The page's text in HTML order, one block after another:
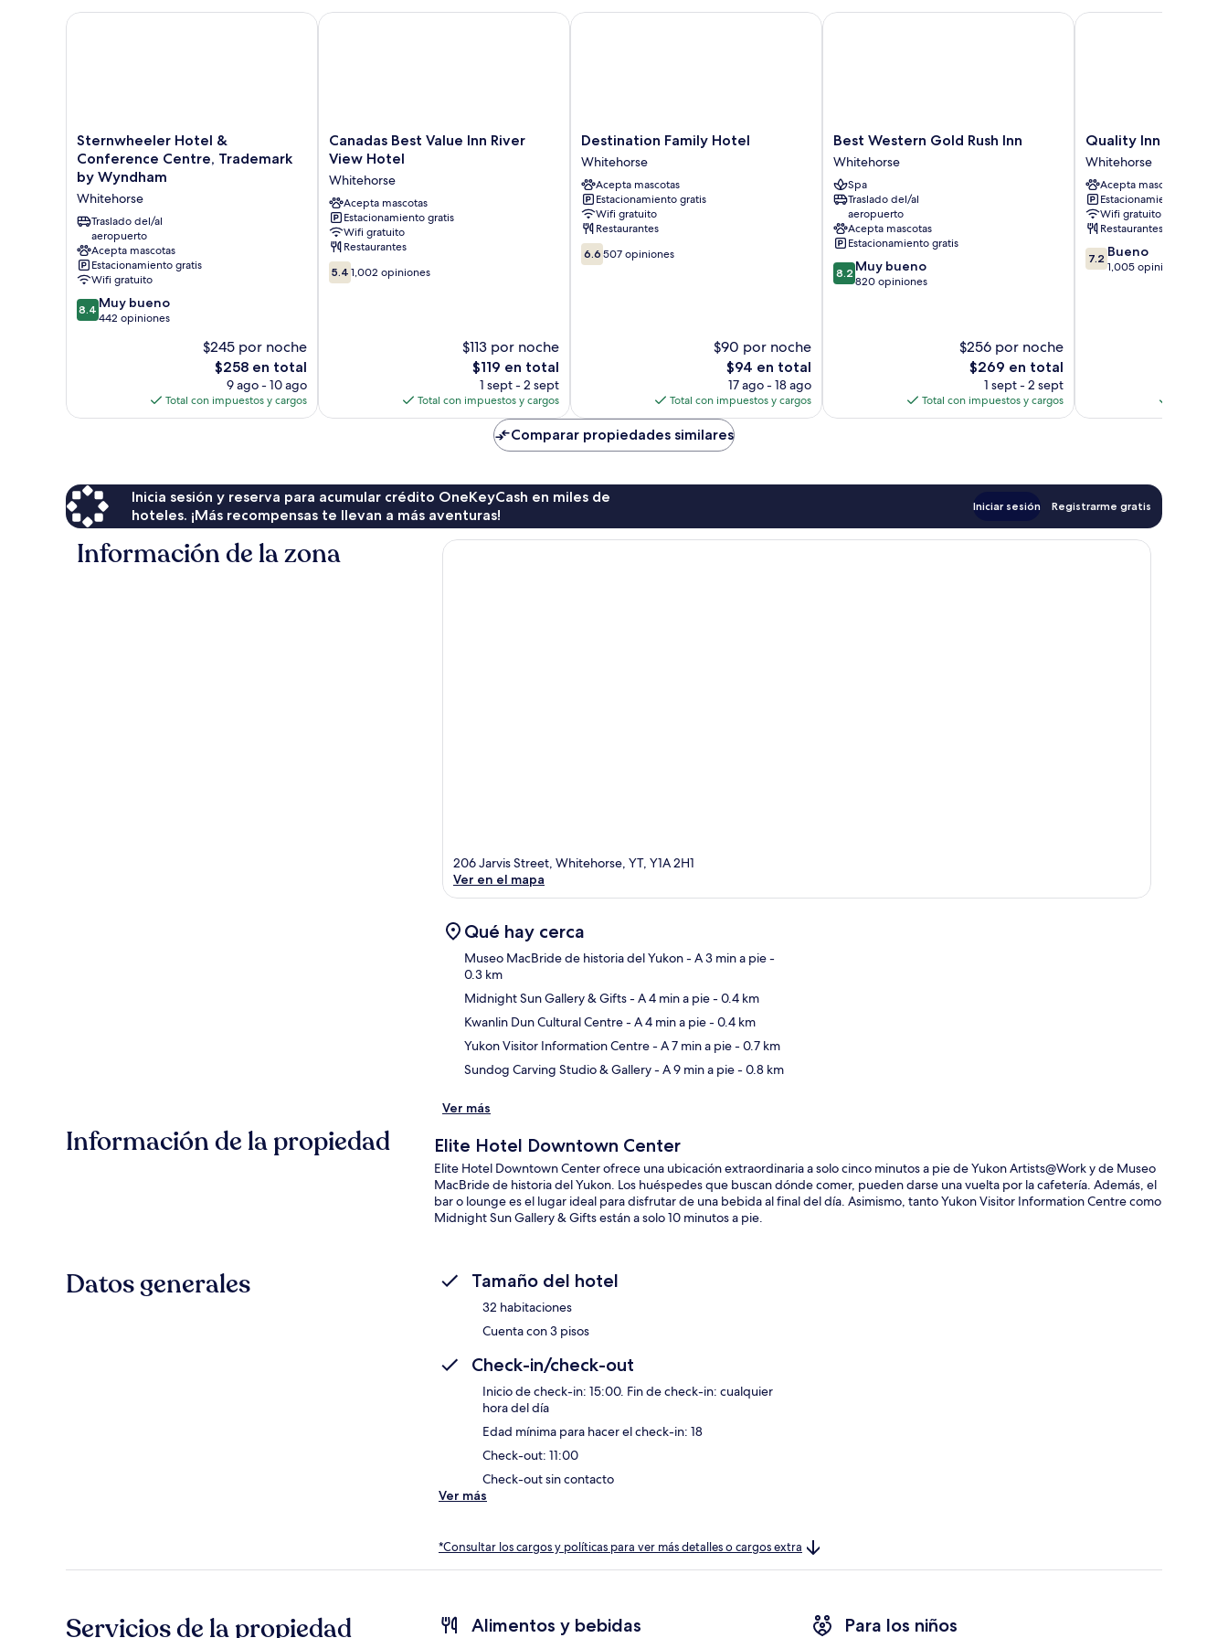
size
Sternwheeler
Hotel
&
Conference
Centre,
Trademark
Wyndham
Whitehorse
Sternwheeler Hotel &
Conference Centre, Trademark
by Wyndham
Whitehorse
Traslado del/al
aeropuerto
Acepta mascotas
Estacionamiento gratis
Wifi gratuito
8.4
de
8.4 Muy bueno
442 opiniones
$245 por noche
El
precio
actual
es
$258 en total
9 ago - 10 ago
Total con impuestos y cargos
Sternwheeler Hotel & Conference Centre, Trademark by Wyndham
Canadas
Best
Inn
River
View
Hotel
Whitehorse
Canadas Best Value Inn River
View Hotel
Whitehorse
Acepta mascotas
Estacionamiento gratis
Wifi gratuito
Restaurantes
5.4
de
5.4 1,002 opiniones
$113 por noche
El
precio
actual
es
$119 en total
1 sept - 2 sept
Total con impuestos y cargos
Canadas Best Value Inn River View Hotel
Destination
Family
Hotel
Whitehorse
Destination Family Hotel
Whitehorse
Acepta mascotas
Estacionamiento gratis
Wifi gratuito
Restaurantes
6.6
de
6.6 507 opiniones
$90 por noche
El
precio
actual
es
de
$94
$94 en total
17 ago - 18 ago
Total con impuestos y cargos
Destination Family Hotel
Best
Western
Gold
Rush
Inn
Whitehorse
Best Western Gold Rush Inn
Whitehorse
Spa
Traslado del/al
aeropuerto
Acepta mascotas
Estacionamiento gratis
8.2
de
8.2 Muy bueno
820 opiniones
$256 por noche
El
precio
actual
es
$269 en total
1 sept - 2 sept
Total con impuestos y cargos
Best Western Gold Rush Inn
Quality
Inn
&
Suites
Whitehorse
Quality Inn & Suites
Whitehorse
Acepta mascotas
Estacionamiento gratis
Wifi gratuito
Restaurantes
7.2
de
7.2 Bueno
1,005 opiniones
Quality Inn & Suites
Comparar propiedades similares
Inicia sesión y reserva para acumular crédito OneKeyCash en miles de
hoteles. ¡Más recompensas te llevan a más aventuras!
Iniciar sesión Registrarme gratis
Información de la zona
206 Jarvis Street, Whitehorse, YT, Y1A 2H1
Ver en el mapa
Qué hay cerca
Museo MacBride de historia del Yukon- A 3 min a pie-
0.3 km
Midnight Sun Gallery & Gifts- A 4 min a pie- 0.4 km
Kwanlin Dun Cultural Centre- A 4 min a pie- 0.4 km
Yukon Visitor Information Centre- A 7 min a pie- 0.7 km
Sundog Carving Studio & Gallery- A 9 min a pie- 0.8 km
Ver más
Información de la propiedad Elite Hotel Downtown Center
Elite Hotel Downtown Center ofrece una ubicación extraordinaria a solo cinco minutos a pie de Yukon Artists@Work y de Museo
MacBride de historia del Yukon. Los huéspedes que buscan dónde comer, pueden darse una vuelta por la cafetería. Además, el
bar o lounge es el lugar ideal para disfrutar de una bebida al final del día. Asimismo, tanto Yukon Visitor Information Centre como
Midnight Sun Gallery & Gifts están a solo 10 minutos a pie.
Datos generales Tamaño del hotel
32 habitaciones
Cuenta con 3 pisos
Check-in/check-out
Inicio de check-in: 15:00. Fin de check-in: cualquier
hora del día
Edad mínima para hacer el check-in: 18
Check-out: 11:00
Check-out sin contacto
Ver más
*Consultar los cargos y políticas para ver más detalles o cargos extra
Servicios de la propiedad Alimentos y bebidas Para los niños